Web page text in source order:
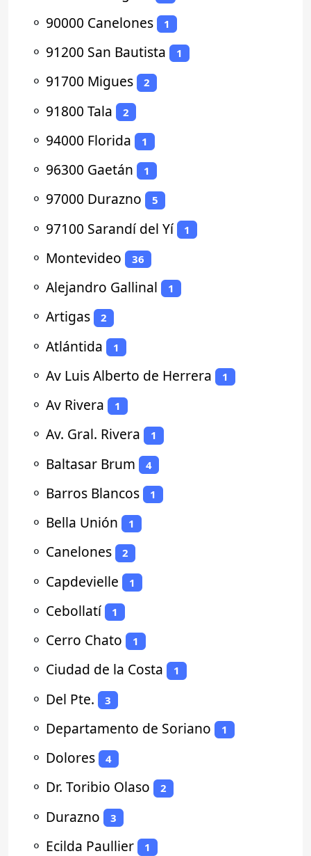
⚬ 90000 Canelones 1
⚬ 91200 San Bautista 1
⚬ 91700 Migues 2
⚬ 91800 Tala 2
⚬ 94000 Florida 1
⚬ 96300 Gaetán 1
⚬ 97000 Durazno 5
⚬ 97100 Sarandí del Yí 1
⚬ Montevideo 36
⚬ Alejandro Gallinal 1
⚬ Artigas 2
⚬ Atlántida 1
⚬ Av Luis Alberto de Herrera 1
⚬ Av Rivera 1
⚬ Av. Gral. Rivera 1
⚬ Baltasar Brum 4
⚬ Barros Blancos 1
⚬ Bella Unión 1
⚬ Canelones 2
⚬ Capdevielle 1
⚬ Cebollatí 1
⚬ Cerro Chato 1
⚬ Ciudad de la Costa 1
⚬ Del Pte. 3
⚬ Departamento de Soriano 1
⚬ Dolores 4
⚬ Dr. Toribio Olaso 2
⚬ Durazno 3
⚬ Ecilda Paullier 1